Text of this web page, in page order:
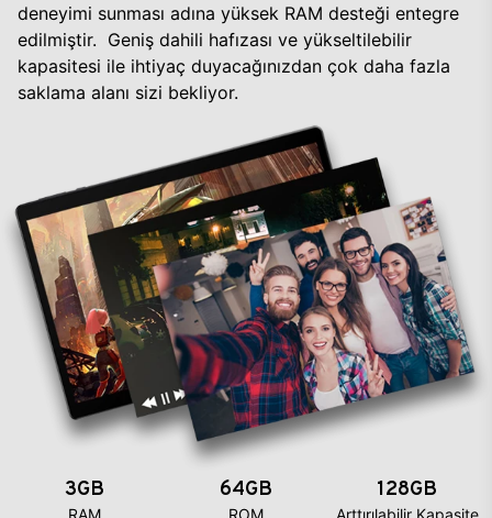
deneyimi sunması adına yüksek RAM desteği entegre
edilmiştir. Geniş dahili hafızası ve yükseltilebilir
kapasitesi ile ihtiyaç duyacağınızdan çok daha fazla
saklama alanı sizi bekliyor.
3GB
RAM
64GB
ROM
128GB
Arttırılabilir Kapasite